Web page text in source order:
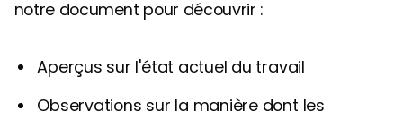
notre document pour découvrir :
Aperçus sur l'état actuel du travail
Observations sur la manière dont les